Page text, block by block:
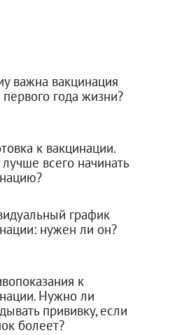
важна вакцинация
года жизни?
к вакцинации.
всего начинать
график
нужен ли он?
к
Нужно ли
прививку, если
болеет?